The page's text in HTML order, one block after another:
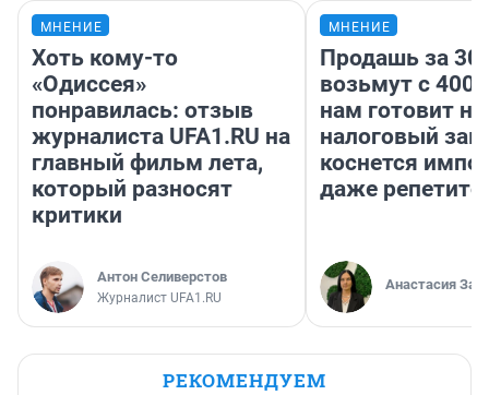
МНЕНИЕ
Хоть кому-то
«Одиссея»
понравилась: отзыв
журналиста UFA1.RU на
главный фильм лета,
который разносят
критики
Антон Селиверстов
Журналист UFA1.RU
МНЕНИЕ
Продашь за
возьмут с
нам готовит
налоговый
коснется
даже
Анастасия
РЕКОМЕНДУЕМ